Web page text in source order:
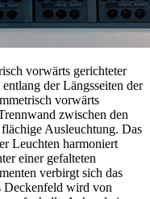
vorwärts gerichteter
der Längsseiten der
vorwärts
zwischen den
Ausleuchtung. Das
Leuchten harmoniert
einer gefalteten
verbirgt sich das
Deckenfeld wird von